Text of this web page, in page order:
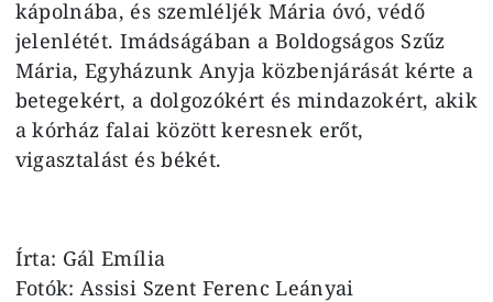
kápolnába, és szemléljék Mária óvó, védő
jelenlétét. Imádságában a Boldogságos Szűz
Mária, Egyházunk Anyja közbenjárását kérte a
betegekért, a dolgozókért és mindazokért, akik
a kórház falai között keresnek erőt,
vigasztalást és békét.
Írta: Gál Emília
Fotók: Assisi Szent Ferenc Leányai